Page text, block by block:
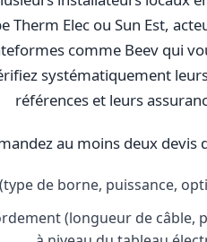
Therm Elec ou Sun Est,
comme Beev qui
systématiquement
références et leurs
au moins deux devis
de borne, puissance,
(longueur de câble,